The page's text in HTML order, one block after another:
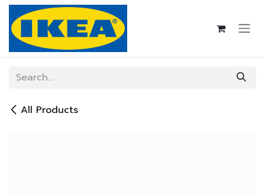
Skip to Content
All Products